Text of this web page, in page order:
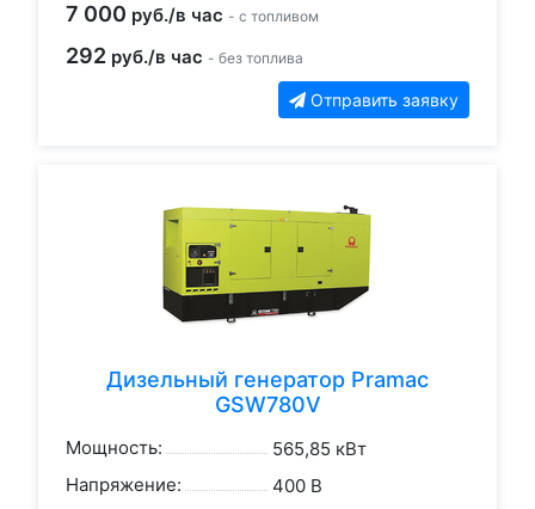
7 000 руб./в час - с топливом
292 руб./в час - без топлива
Отправить заявку
Дизельный генератор Pramac
GSW780V
Мощность:
565,85 кВт
Напряжение:
400 В